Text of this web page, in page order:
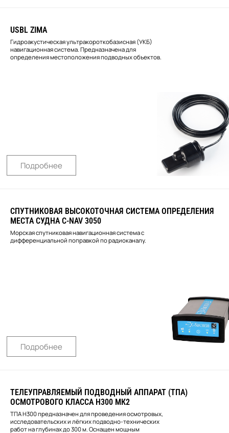
USBL ZIMA
Гидроакустическая ультракороткобазисная (УКБ)
навигационная система. Предназначена для
определения местоположения подводных объектов.
Подробнее
СПУТНИКОВАЯ ВЫСОКОТОЧНАЯ СИСТЕМА ОПРЕДЕЛЕНИЯ
МЕСТА СУДНА C-NAV 3050
Морская спутниковая навигационная система c
дифференциальной поправкой по радиоканалу.
Подробнее
ТЕЛЕУПРАВЛЯЕМЫЙ ПОДВОДНЫЙ АППАРАТ (ТПА)
ОСМОТРОВОГО КЛАССА Н300 МК2
ТПА H300 предназначен для проведения осмотровых,
исследовательских и лёгких подводно-технических
работ на глубинах до 300 м. Оснащен мощным